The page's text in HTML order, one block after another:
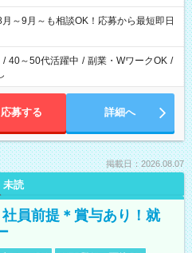
/事務/コールセンター/受付/販売/カフェ
テルフロント/化粧品販売/など 様々な
ています♪
～9月～も相談OK！応募から最短即日
/ 40～50代活躍中 / 副業・WワークOK /
応募する 詳細へ
掲載日：2026.08.07
未読
社員前提＊賞与あり！就